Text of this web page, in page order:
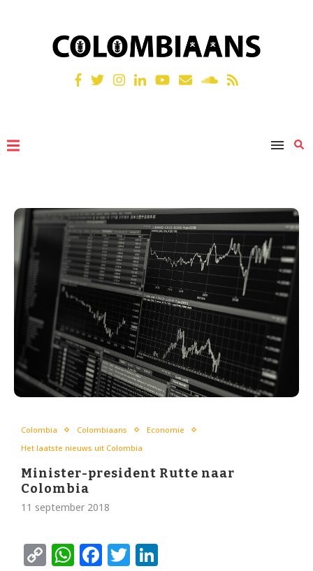
Colombia Colombiaans
Economie
Het laatste nieuws uit Colombia
Minister-president Rutte naar
Colombia
11 september 2018
CopyWhatsApp
Facebook
Twitter